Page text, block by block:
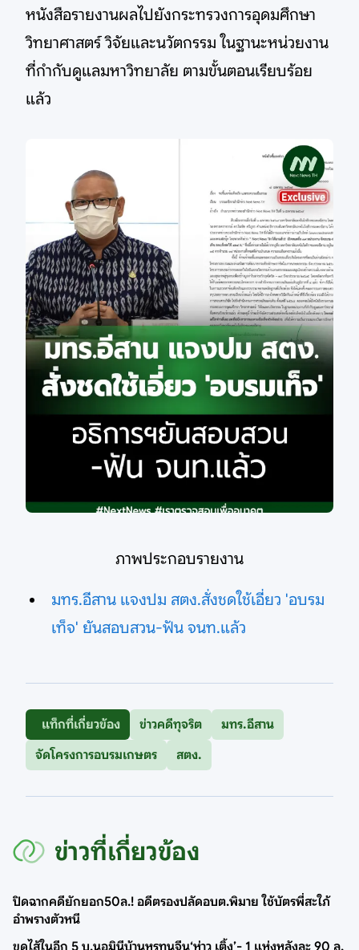
หนังสือรายงานผลไปยังกระทรวงการอุดมศึกษา
วิทยาศาสตร์ วิจัยและนวัตกรรม ในฐานะหน่วยงาน
ที่กำกับดูแลมหาวิทยาลัย ตามขั้นตอนเรียบร้อย
แล้ว
ภาพประกอบรายงาน
มทร.อีสาน แจงปม สตง.สั่งชดใช้เอี่ยว 'อบรม
เท็จ' ยันสอบสวน-ฟัน จนท.แล้ว
แท็กที่เกี่ยวข้อง ข่าวคดีทุจริต
มทร.อีสาน
จัดโครงการอบรมเกษตร
สตง.
ข่าวที่เกี่ยวข้อง
ปิดฉากคดียักยอก50ล.! อดีตรองปลัดอบต.พิมาย ใช้บัตรพี่สะใภ้
อำพรางตัวหนี